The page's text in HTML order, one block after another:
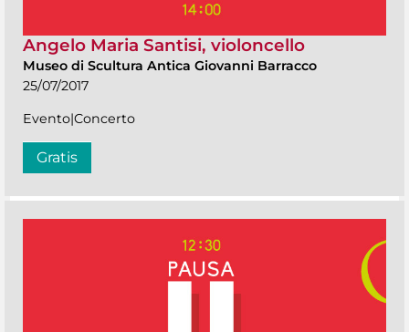
Angelo Maria Santisi, violoncello
Museo di Scultura Antica Giovanni Barracco
25/07/2017
Evento|Concerto
Gratis